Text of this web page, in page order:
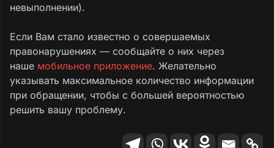
невыполнении).
Если Вам стало известно о совершаемых
правонарушениях — сообщайте о них через
наше мобильное приложение. Желательно
указывать максимальное количество информации
при обращении, чтобы с большей вероятностью
решить вашу проблему.